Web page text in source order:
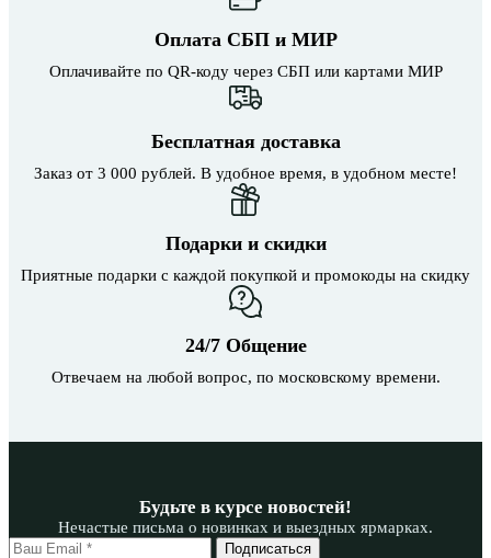
Оплата СБП и МИР
Оплачивайте по QR-коду через СБП или картами МИР
Бесплатная доставка
Заказ от 3 000 рублей. В удобное время, в удобном месте!
Подарки и скидки
Приятные подарки с каждой покупкой и промокоды на скидку
24/7 Общение
Отвечаем на любой вопрос, по московскому времени.
Будьте в курсе новостей!
Нечастые письма о новинках и выездных ярмарках.
Подписаться